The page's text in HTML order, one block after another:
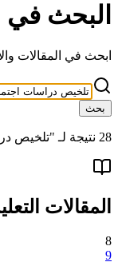
البحث في
ابحث في المقالات
بحث
28 نتيجة لـ "تلخيص
المقالات
8
9